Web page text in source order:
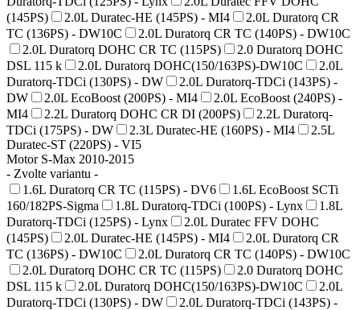
(145PS)
2.0L Duratec-HE (145PS) - MI4
2.0L Duratorq CR
TC (136PS) - DW10C
2.0L Duratorq CR TC (140PS) - DW10C
2.0L Duratorq DOHC CR TC (115PS)
2.0 Duratorq DOHC
DSL 115 k
2.0L Duratorq DOHC(150/163PS)-DW10C
2.0L
Duratorq-TDCi (130PS) - DW
2.0L Duratorq-TDCi (143PS) -
DW
2.0L EcoBoost (200PS) - MI4
2.0L EcoBoost (240PS) -
MI4
2.2L Duratorq DOHC CR DI (200PS)
2.2L Duratorq-
TDCi (175PS) - DW
2.3L Duratec-HE (160PS) - MI4
2.5L
Duratec-ST (220PS) - VI5
Motor S-Max 2010-2015
- Zvolte variantu -
1.6L Duratorq CR TC (115PS) - DV6
1.6L EcoBoost SCTi
160/182PS-Sigma
1.8L Duratorq-TDCi (100PS) - Lynx
1.8L
Duratorq-TDCi (125PS) - Lynx
2.0L Duratec FFV DOHC
(145PS)
2.0L Duratec-HE (145PS) - MI4
2.0L Duratorq CR
TC (136PS) - DW10C
2.0L Duratorq CR TC (140PS) - DW10C
2.0L Duratorq DOHC CR TC (115PS)
2.0 Duratorq DOHC
DSL 115 k
2.0L Duratorq DOHC(150/163PS)-DW10C
2.0L
Duratorq-TDCi (130PS) - DW
2.0L Duratorq-TDCi (143PS) -